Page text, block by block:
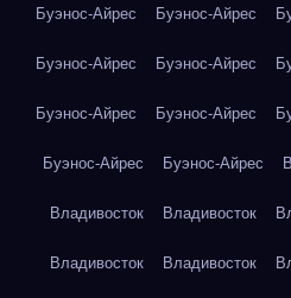
Буэнос-Айрес Буэнос-Айрес
Буэнос-Айрес Буэнос-Айрес
Буэнос-Айрес Буэнос-Айрес
Буэнос-Айрес Буэнос-Айрес
Владивосток Владивосток
Владивосток Владивосток